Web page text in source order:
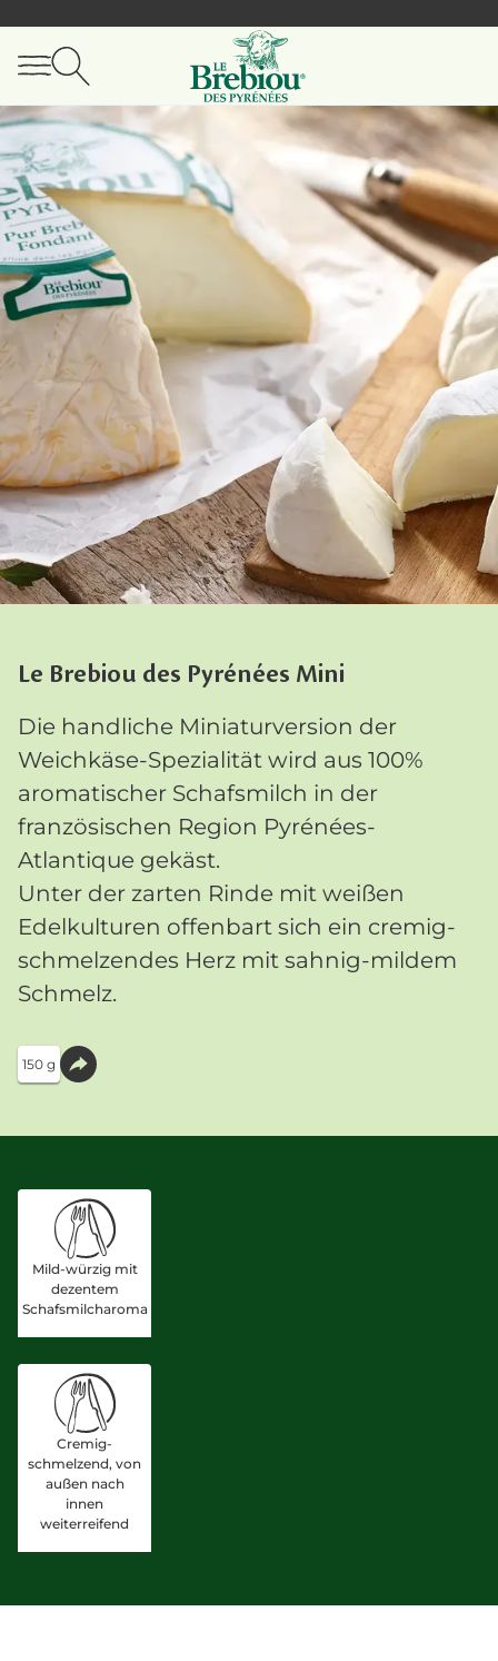
Le Brebiou des Pyrénées Mini
Die handliche Miniaturversion der
Weichkäse-Spezialität wird aus 100%
aromatischer Schafsmilch in der
französischen Region Pyrénées-
Atlantique gekäst.
Unter der zarten Rinde mit weißen
Edelkulturen offenbart sich ein cremig-
schmelzendes Herz mit sahnig-mildem
Schmelz.
150 g
Mild-würzig mit
dezentem
Schafsmilcharoma
Cremig-
schmelzend, von
außen nach
innen
weiterreifend